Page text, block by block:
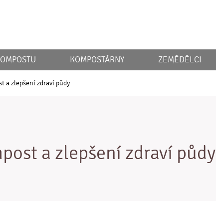
KOMPOSTÁRNY ZEMĚDĚLCI
a zlepšení zdraví půdy
a zlepšení zdraví půdy